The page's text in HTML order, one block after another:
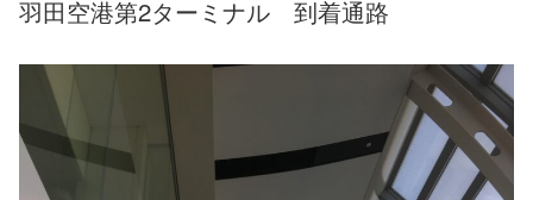
羽田空港第2ターミナル 到着通路